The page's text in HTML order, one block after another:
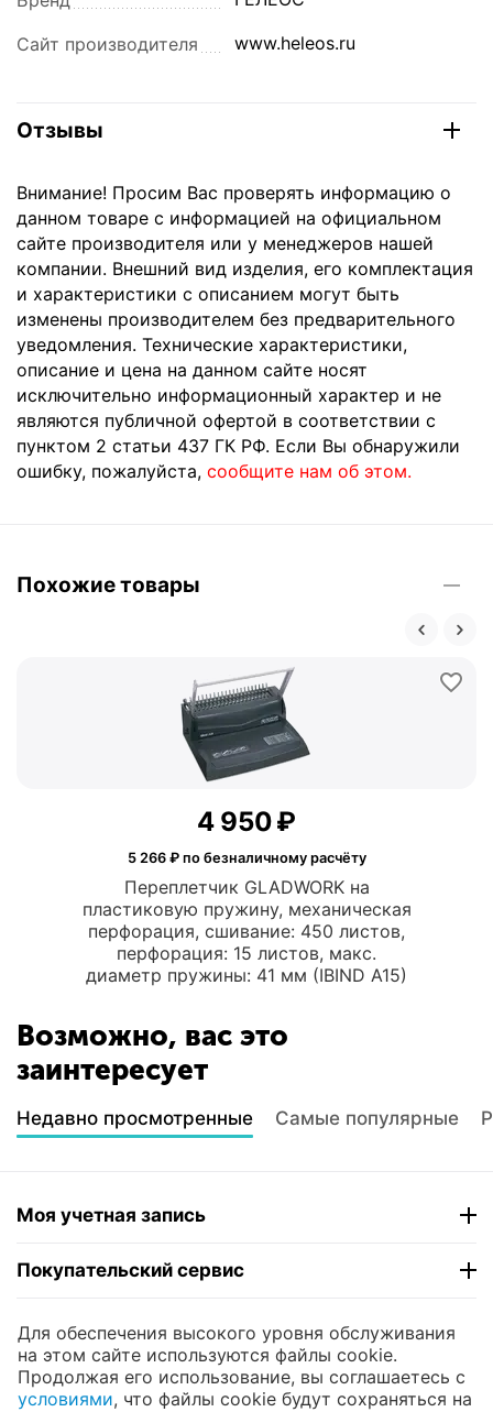
Сайт производителя www.heleos.ru
Отзывы
Внимание! Просим Вас проверять информацию о
данном товаре с информацией на официальном
сайте производителя или у менеджеров нашей
компании. Внешний вид изделия, его комплектация
и характеристики с описанием могут быть
изменены производителем без предварительного
уведомления. Технические характеристики,
описание и цена на данном сайте носят
исключительно информационный характер и не
являются публичной офертой в соответствии с
пунктом 2 статьи 437 ГК РФ. Если Вы обнаружили
ошибку, пожалуйста, сообщите нам об этом.
Похожие товары
Переплетчик GLADWORK на
пластиковую пружину, механическая
перфорация, сшивание: 450 листов,
перфорация: 15 листов, макс.
диаметр пружины: 41 мм (IBIND A15)
4 950₽
5 266₽ по безналичному расчёту
Возможно, вас это
заинтересует
Недавно просмотренные Самые популярные
Моя учетная запись
Покупательский сервис
Контакты
© 2004 - 2026 ЮНИКОМП. На базе CS-Cartи
Для обеспечения высокого уровня обслуживания
на этом сайте используются файлы cookie.
Продолжая его использование, вы соглашаетесь с
условиями, что файлы cookie будут сохраняться на